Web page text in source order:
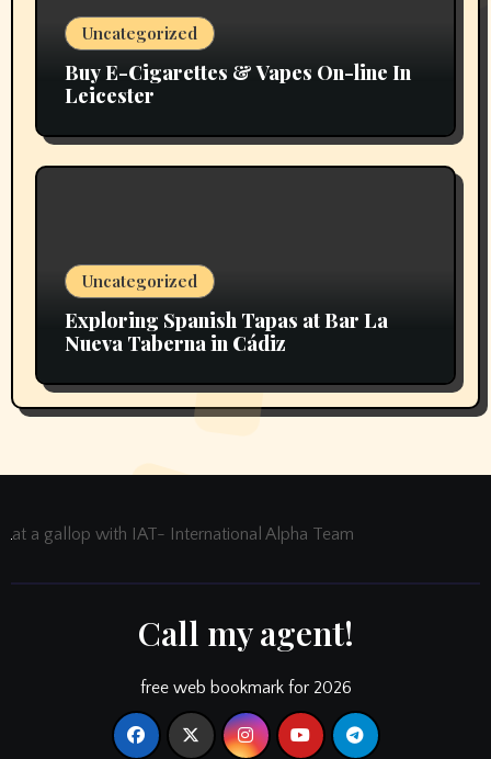
Uncategorized
Buy E-Cigarettes & Vapes On-line In
Leicester
Uncategorized
Exploring Spanish Tapas at Bar La
Nueva Taberna in Cádiz
at a gallop with IAT- International Alpha Team
Call my agent!
free web bookmark for 2026